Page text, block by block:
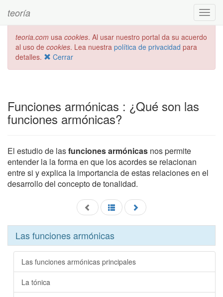
teoría
teoria.com usa cookies. Al usar nuestro portal da su acuerdo
al uso de cookies. Lea nuestra política de privacidad para
detalles.
Cerrar
Funciones armónicas : ¿Qué son las
funciones armónicas?
El estudio de lasfunciones armónicas nos permite
entender la la forma en que los acordes se relacionan
entre si y explica la importancia de estas relaciones en el
desarrollo del concepto de tonalidad.
Las funciones armónicas
Las funciones armónicas principales
La tónica